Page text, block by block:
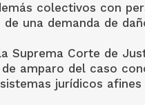
colectivos con
una demanda de
Suprema Corte de
amparo del caso
jurídicos